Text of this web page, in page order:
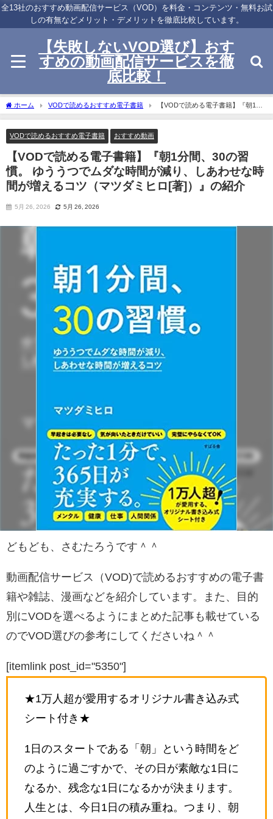
全13社のおすすめ動画配信サービス（VOD）を料金・コンテンツ・無料お試
しの有無などメリット・デメリットを徹底比較しています。
【失敗しないVOD選び】おす
すめの動画配信サービスを徹
底比較！
ホーム VODで読めるおすすめ電子書籍
【VODで読める電子書籍】『朝1分
間、30の習慣。 ゆううつでムダな時間が減り、しあわせな時間が増えるコツ（マツダ
VODで読めるおすすめ電子書籍
おすすめ動画
【VODで読める電子書籍】『朝1分間、30の習
慣。 ゆううつでムダな時間が減り、しあわせな時
間が増えるコツ（マツダミヒロ[著]）』の紹介
5月 26, 2026 5月 26, 2026
どもども、さむたろうです＾＾
動画配信サービス（VOD)で読めるおすすめの電子書
籍や雑誌、漫画などを紹介しています。また、目的
別にVODを選べるようにまとめた記事も載せている
のでVOD選びの参考にしてくださいね＾＾
[itemlink post_id="5350"]
★1万人超が愛用するオリジナル書き込み式
シート付き★
1日のスタートである「朝」という時間をど
のように過ごすかで、その日が素敵な1日に
なるか、残念な1日になるかが決まります。
人生とは、今日1日の積み重ね。つまり、朝